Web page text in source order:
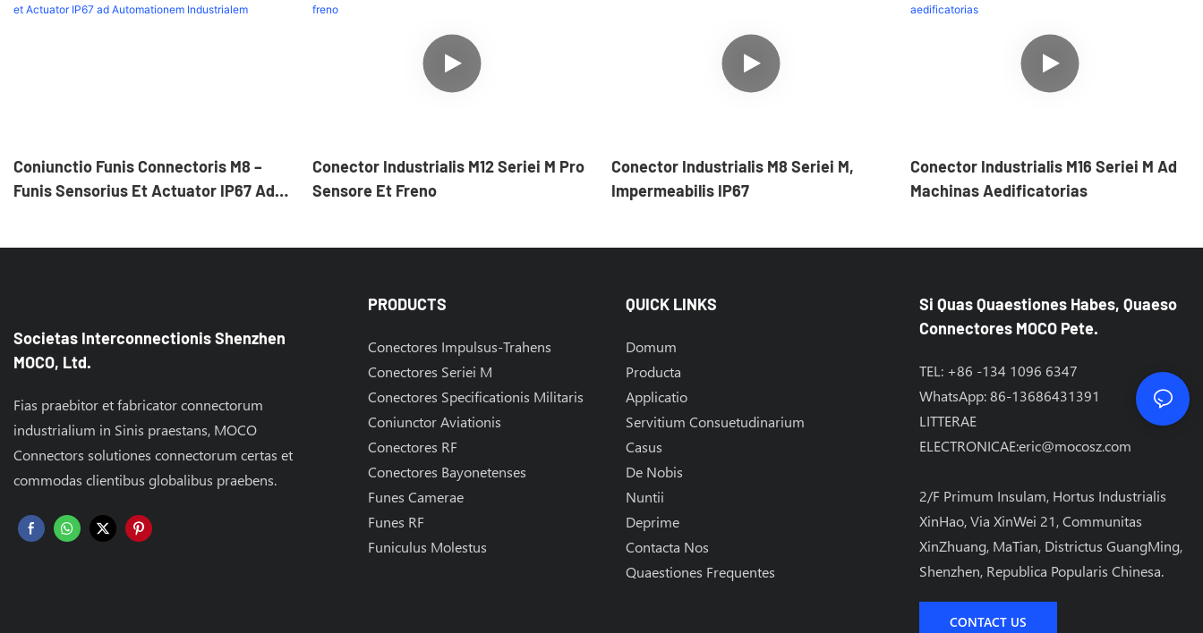
Coniunctio Funis Connectoris M8 –
Funis Sensorius Et Actuator IP67 Ad
Conector Industrialis M12 Seriei M Pro
Sensore Et Freno
Conector Industrialis M8 Seriei M,
Impermeabilis IP67
Conector Industrialis M16 Seriei M Ad
Machinas Aedificatorias
Societas Interconnectionis Shenzhen
MOCO, Ltd.
Fias praebitor et fabricator connectorum
industrialium in Sinis praestans, MOCO
Connectors solutiones connectorum certas et
commodas clientibus globalibus praebens.
PRODUCTS
Conectores Impulsus-Trahens
Conectores Seriei M
Conectores Specificationis Militaris
Coniunctor Aviationis
Conectores RF
Conectores Bayonetenses
Funes Camerae
Funes RF
Funiculus Molestus
QUICK LINKS
Domum
Producta
Applicatio
Servitium Consuetudinarium
Casus
De Nobis
Nuntii
Deprime
Contacta Nos
Quaestiones Frequentes
Si Quas Quaestiones Habes, Quaeso
Connectores MOCO Pete.
TEL: +86 -134 1096 6347
WhatsApp: 86-13686431391
LITTERAE
ELECTRONICAE:eric@mocosz.com
2/F Primum Insulam, Hortus Industrialis
XinHao, Via XinWei 21, Communitas
XinZhuang, MaTian, ​​Districtus GuangMing,
Shenzhen, Republica Popularis Chinesa.
CONTACT US